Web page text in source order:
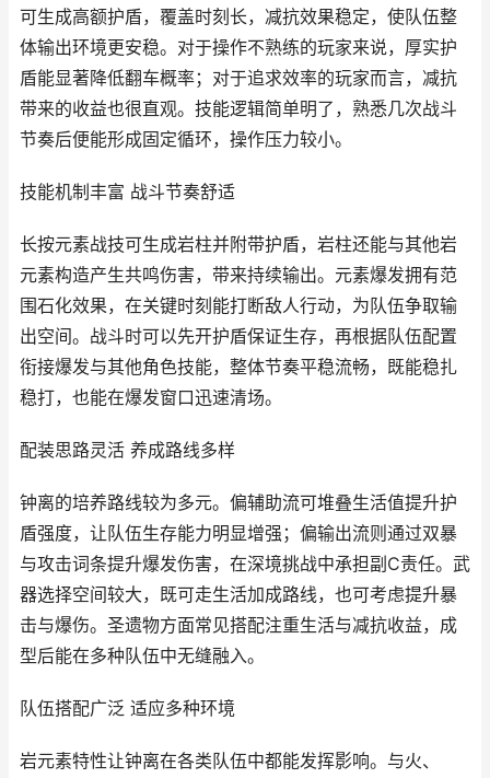
可生成高额护盾，覆盖时刻长，减抗效果稳定，使队伍整
体输出环境更安稳。对于操作不熟练的玩家来说，厚实护
盾能显著降低翻车概率；对于追求效率的玩家而言，减抗
带来的收益也很直观。技能逻辑简单明了，熟悉几次战斗
节奏后便能形成固定循环，操作压力较小。
技能机制丰富 战斗节奏舒适
长按元素战技可生成岩柱并附带护盾，岩柱还能与其他岩
元素构造产生共鸣伤害，带来持续输出。元素爆发拥有范
围石化效果，在关键时刻能打断敌人行动，为队伍争取输
出空间。战斗时可以先开护盾保证生存，再根据队伍配置
衔接爆发与其他角色技能，整体节奏平稳流畅，既能稳扎
稳打，也能在爆发窗口迅速清场。
配装思路灵活 养成路线多样
钟离的培养路线较为多元。偏辅助流可堆叠生活值提升护
盾强度，让队伍生存能力明显增强；偏输出流则通过双暴
与攻击词条提升爆发伤害，在深境挑战中承担副C责任。武
器选择空间较大，既可走生活加成路线，也可考虑提升暴
击与爆伤。圣遗物方面常见搭配注重生活与减抗收益，成
型后能在多种队伍中无缝融入。
队伍搭配广泛 适应多种环境
岩元素特性让钟离在各类队伍中都能发挥影响。与火、